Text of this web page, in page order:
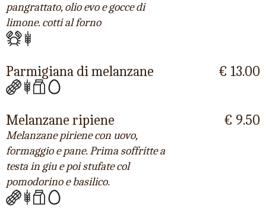
pangrattato, olio evo e gocce di
limone. cotti al forno
Parmigiana di melanzane € 13.00
Melanzane ripiene
Melanzane piriene con uovo,
formaggio e pane. Prima soffritte a
testa in giu e poi stufate col
pomodorino e basilico.
€ 9.50